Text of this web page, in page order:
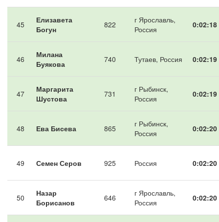
45
Елизавета
Богун
822
г Ярославль,
Россия
0:02:18
46
Милана
Буякова
740 Тутаев, Россия 0:02:19
47
Маргарита
Шустова
731
г Рыбинск,
Россия
0:02:19
48 Ева Бисева 865
г Рыбинск,
Россия
0:02:20
49 Семен Серов 925 Россия 0:02:20
50
Назар
Борисанов
646
г Ярославль,
Россия
0:02:20